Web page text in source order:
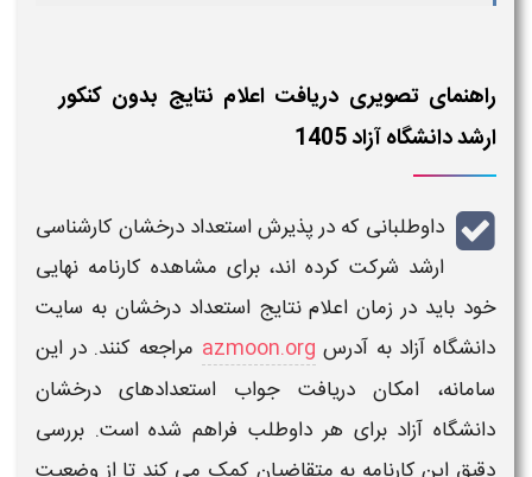
راهنمای تصویری دریافت اعلام نتایج بدون کنکور
ارشد دانشگاه آزاد 1405
داوطلبانی که در پذیرشاستعداد درخشان کارشناسی
ارشد شرکت کرده‌ اند، برای مشاهده کارنامه نهایی
خود باید در زمان اعلام نتایج استعداد درخشان به سایت
دانشگاه آزاد به آدرس azmoon.org مراجعه کنند. در این
سامانه، امکان دریافتجواب استعدادهای درخشان
دانشگاه آزاد برای هر داوطلب فراهم شده است. بررسی